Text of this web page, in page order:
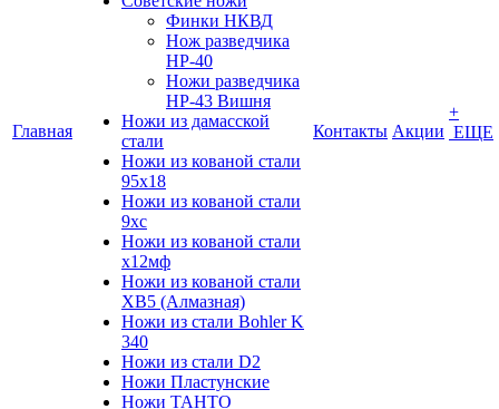
Главная
Финки НКВД
Нож разведчика
НР-40
Ножи разведчика
НР-43 Вишня
Ножи из дамасской
стали
Ножи из кованой стали
95х18
Ножи из кованой стали
9хс
Ножи из кованой стали
х12мф
Ножи из кованой стали
ХВ5 (Алмазная)
Ножи из стали Bohler K
340
Ножи из стали D2
Ножи Пластунские
Ножи ТАНТО
Контакты Акции
+
ЕЩЕ